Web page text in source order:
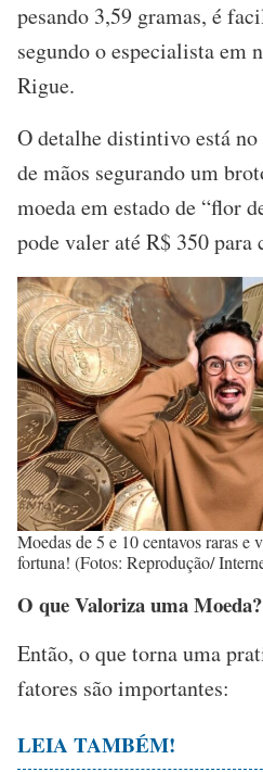
pesando 3,59 gramas, é
segundo o especialista em
Rigue.
O detalhe distintivo está
de mãos segurando um
moeda em estado de “flor
pode valer até R$ 350 para
Moedas de 5 e 10 centavos raras e
fortuna! (Fotos: Reprodução/
O que Valoriza uma Moeda?
Então, o que torna uma
fatores são importantes:
LEIA TAMBÉM!